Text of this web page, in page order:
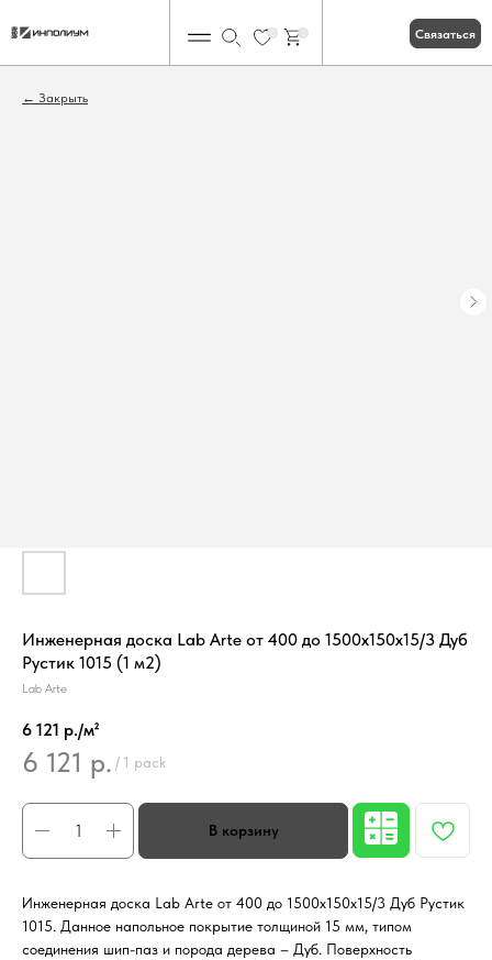
Связаться
Закрыть
Инженерная доска Lab Arte от 400 до 1500х150х15/3 Дуб
Рустик 1015 (1 м2)
Lab Arte
6 121 р./м²
6 121 р. / 1 pack
Инженерная доска Lab Arte от 400 до 1500х150х15/3 Дуб Рустик
1015. Данное напольное покрытие толщиной 15 мм, типом
соединения шип-паз и порода дерева – Дуб. Поверхность